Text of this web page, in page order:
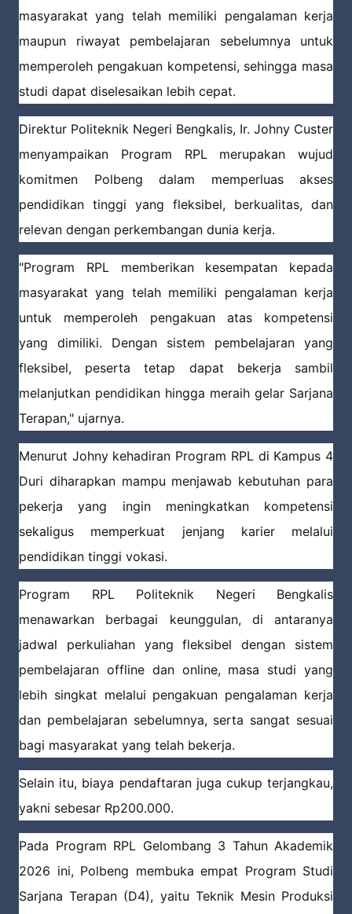
masyarakat yang telah memiliki pengalaman kerja
maupun riwayat pembelajaran sebelumnya untuk
memperoleh pengakuan kompetensi, sehingga masa
studi dapat diselesaikan lebih cepat.
Direktur Politeknik Negeri Bengkalis, Ir. Johny Custer
menyampaikan Program RPL merupakan wujud
komitmen Polbeng dalam memperluas akses
pendidikan tinggi yang fleksibel, berkualitas, dan
relevan dengan perkembangan dunia kerja.
"Program RPL memberikan kesempatan kepada
masyarakat yang telah memiliki pengalaman kerja
untuk memperoleh pengakuan atas kompetensi
yang dimiliki. Dengan sistem pembelajaran yang
fleksibel, peserta tetap dapat bekerja sambil
melanjutkan pendidikan hingga meraih gelar Sarjana
Terapan," ujarnya.
Menurut Johny kehadiran Program RPL di Kampus 4
Duri diharapkan mampu menjawab kebutuhan para
pekerja yang ingin meningkatkan kompetensi
sekaligus memperkuat jenjang karier melalui
pendidikan tinggi vokasi.
Program RPL Politeknik Negeri Bengkalis
menawarkan berbagai keunggulan, di antaranya
jadwal perkuliahan yang fleksibel dengan sistem
pembelajaran offline dan online, masa studi yang
lebih singkat melalui pengakuan pengalaman kerja
dan pembelajaran sebelumnya, serta sangat sesuai
bagi masyarakat yang telah bekerja.
Selain itu, biaya pendaftaran juga cukup terjangkau,
yakni sebesar Rp200.000.
Pada Program RPL Gelombang 3 Tahun Akademik
2026 ini, Polbeng membuka empat Program Studi
Sarjana Terapan (D4), yaitu Teknik Mesin Produksi